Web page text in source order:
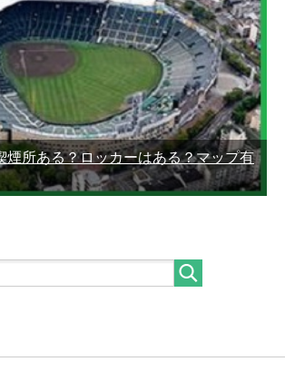
煙所ある？ロッカーはある？マップ有